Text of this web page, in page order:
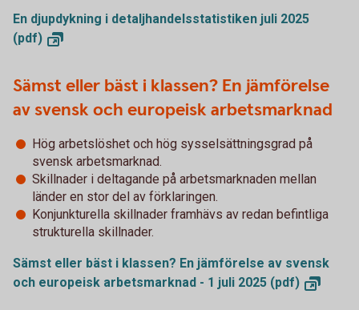
En djupdykning i detaljhandelsstatistiken juli 2025
(pdf)
Sämst eller bäst i klassen? En jämförelse
av svensk och europeisk arbetsmarknad
Hög arbetslöshet och hög sysselsättningsgrad på
svensk arbetsmarknad.
Skillnader i deltagande på arbetsmarknaden mellan
länder en stor del av förklaringen.
Konjunkturella skillnader framhävs av redan befintliga
strukturella skillnader.
Sämst eller bäst i klassen? En jämförelse av svensk
och europeisk arbetsmarknad - 1 juli 2025 (pdf)